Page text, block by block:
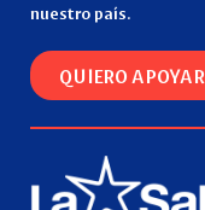
nuestro país.
QUIERO APOYAR